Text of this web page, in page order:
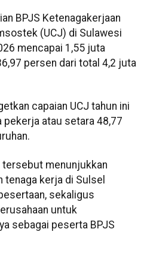
BPJS Ketenagakerjaan
(UCJ) di Sulawesi
mencapai 1,55 juta
persen dari total 4,2 juta
capaian UCJ tahun ini
pekerja atau setara 48,77
tersebut menunjukkan
tenaga kerja di Sulsel
sekaligus
untuk
sebagai peserta BPJS